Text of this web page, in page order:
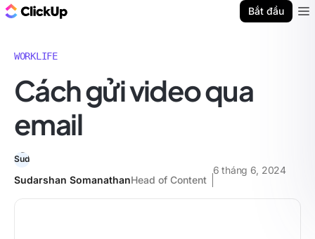
Bắt đầu
WORKLIFE
Cách gửi video qua
email
Sudarshan SomanathanHead of Content
6 tháng 6, 2024